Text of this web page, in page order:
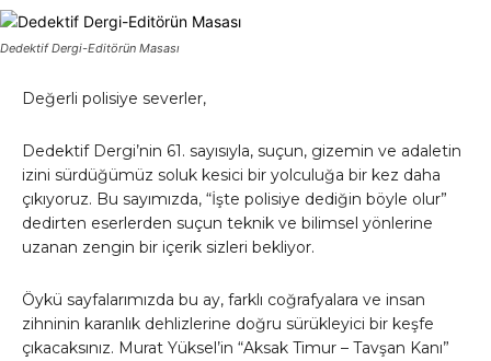
Dedektif Dergi-Editörün Masası
Değerli polisiye severler,
Dedektif Dergi’nin 61. sayısıyla, suçun, gizemin ve adaletin
izini sürdüğümüz soluk kesici bir yolculuğa bir kez daha
çıkıyoruz. Bu sayımızda, “İşte polisiye dediğin böyle olur”
dedirten eserlerden suçun teknik ve bilimsel yönlerine
uzanan zengin bir içerik sizleri bekliyor.
Öykü sayfalarımızda bu ay, farklı coğrafyalara ve insan
zihninin karanlık dehlizlerine doğru sürükleyici bir keşfe
çıkacaksınız. Murat Yüksel’in “Aksak Timur – Tavşan Kanı”